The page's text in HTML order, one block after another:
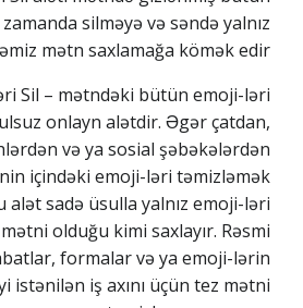
silməyə və səndə yalnız
mətn saxlamağa kömək edir.
Sil – mətndəki bütün emoji-ləri
onlayn alətdir. Əgər çatdan,
və ya sosial şəbəkələrdən
içindəki emoji-ləri təmizləmək
alət sadə üsulla yalnız emoji-ləri
mətni olduğu kimi saxlayır. Rəsmi
formalar və ya emoji-lərin
istənilən iş axını üçün tez mətni